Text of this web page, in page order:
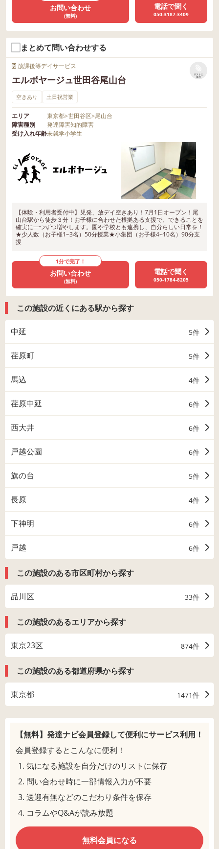
お問い合わせ
(無料)
電話で聞く
050-3187-3409
まとめて問い合わせする
放課後等デイサービス
エルボヤージュ世田谷尾山台
リストに
保存
空きあり 土日祝営業
エリア 東京都>世田谷区>尾山台
障害種別
発達障害知的障害
受け入れ年齢未就学小学生
【体験・利用者受付中】児発、放デイ空きあり！7月1日オープン！尾
山台駅から徒歩３分！お子様に合わせた根拠ある支援で、できることを
確実に一つずつ増やします。園や学校とも連携し、自分らしい日常を！
★少人数（お子様1~3名）50分授業★小集団（お子様4~10名）90分支
援
1分で完了！
お問い合わせ
(無料)
電話で聞く
050-1784-8205
この施設の近くにある駅から探す
中延 5件
荏原町 5件
馬込 4件
荏原中延 6件
西大井 6件
戸越公園 6件
旗の台 5件
長原 4件
下神明 6件
戸越 6件
この施設のある市区町村から探す
品川区 33件
この施設のあるエリアから探す
東京23区 874件
この施設のある都道府県から探す
東京都 1471件
【無料】発達ナビ会員登録して便利にサービス利用！
会員登録するとこんなに便利！
気になる施設を自分だけのリストに保存
問い合わせ時に一部情報入力が不要
送迎有無などのこだわり条件を保存
コラムやQ&Aが読み放題
無料会員になる